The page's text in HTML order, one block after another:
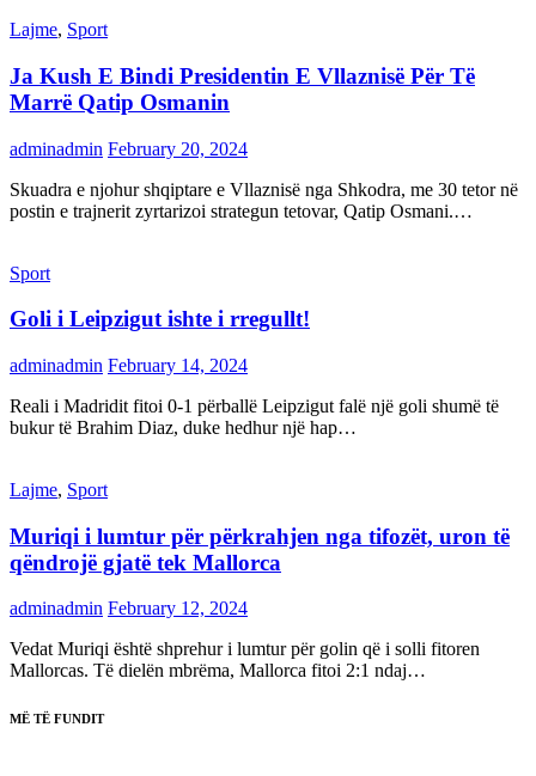
Lajme, Sport
Ja Kush E Bindi Presidentin E Vllaznisë Për Të
Marrë Qatip Osmanin
adminadmin February 20, 2024
Skuadra e njohur shqiptare e Vllaznisë nga Shkodra, me 30 tetor në
postin e trajnerit zyrtarizoi strategun tetovar, Qatip Osmani.…
Sport
Goli i Leipzigut ishte i rregullt!
adminadmin February 14, 2024
Reali i Madridit fitoi 0-1 përballë Leipzigut falë një goli shumë të
bukur të Brahim Diaz, duke hedhur një hap…
Lajme, Sport
Muriqi i lumtur për përkrahjen nga tifozët, uron të
qëndrojë gjatë tek Mallorca
adminadmin February 12, 2024
Vedat Muriqi është shprehur i lumtur për golin që i solli fitoren
Mallorcas. Të dielën mbrëma, Mallorca fitoi 2:1 ndaj…
MË TË FUNDIT